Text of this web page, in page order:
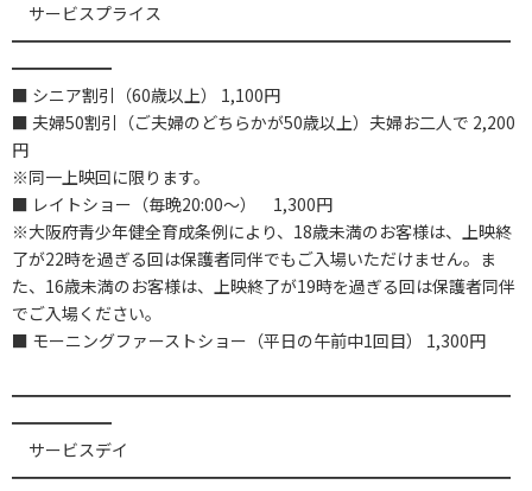
サービスプライス
━━━━━━━━━━━━━━━━━━━━━━━━━━━━━━
━━━━━━
■ シニア割引（60歳以上） 1,100円
■ 夫婦50割引（ご夫婦のどちらかが50歳以上）夫婦お二人で 2,200
円
※同一上映回に限ります。
■ レイトショー（毎晩20:00～） 1,300円
※大阪府青少年健全育成条例により、18歳未満のお客様は、上映終
了が22時を過ぎる回は保護者同伴でもご入場いただけません。ま
た、16歳未満のお客様は、上映終了が19時を過ぎる回は保護者同伴
でご入場ください。
■ モーニングファーストショー（平日の午前中1回目） 1,300円
━━━━━━━━━━━━━━━━━━━━━━━━━━━━━━
━━━━━━
サービスデイ
━━━━━━━━━━━━━━━━━━━━━━━━━━━━━━